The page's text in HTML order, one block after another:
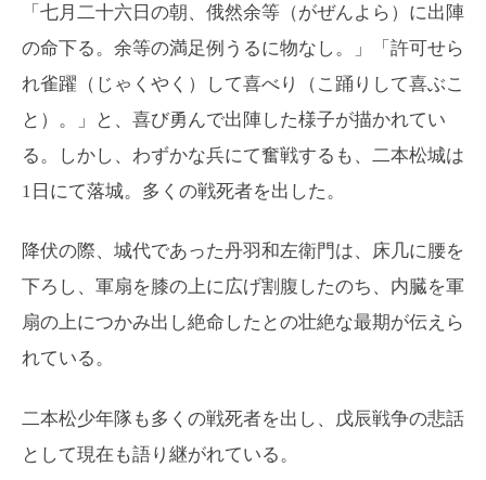
「七月二十六日の朝、俄然余等（がぜんよら）に出陣
の命下る。余等の満足例うるに物なし。」「許可せら
れ雀躍（じゃくやく）して喜べり（こ踊りして喜ぶこ
と）。」と、喜び勇んで出陣した様子が描かれてい
る。しかし、わずかな兵にて奮戦するも、二本松城は
1日にて落城。多くの戦死者を出した。
降伏の際、城代であった丹羽和左衛門は、床几に腰を
下ろし、軍扇を膝の上に広げ割腹したのち、内臓を軍
扇の上につかみ出し絶命したとの壮絶な最期が伝えら
れている。
二本松少年隊も多くの戦死者を出し、戊辰戦争の悲話
として現在も語り継がれている。